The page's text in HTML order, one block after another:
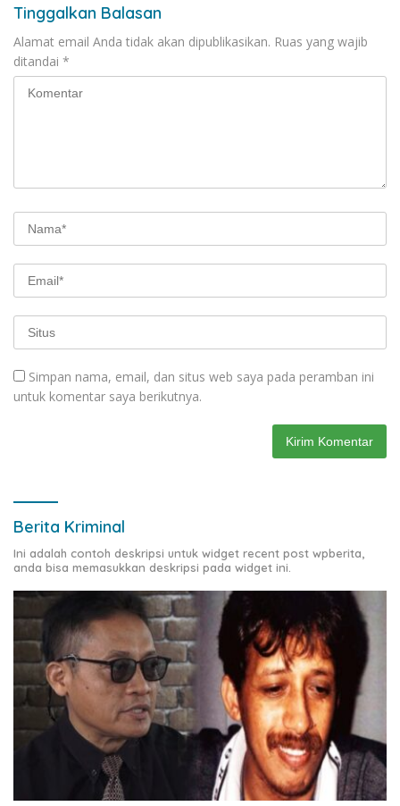
Tinggalkan Balasan
Alamat email Anda tidak akan dipublikasikan. Ruas yang wajib
ditandai *
Simpan nama, email, dan situs web saya pada peramban ini
untuk komentar saya berikutnya.
Berita Kriminal
Ini adalah contoh deskripsi untuk widget recent post wpberita,
anda bisa memasukkan deskripsi pada widget ini.